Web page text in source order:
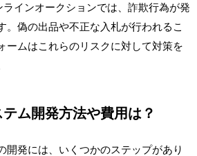
ラインオークションでは、詐欺行為が発
。偽の出品や不正な入札が行われるこ
ームはこれらのリスクに対して対策を
ム開発方法や費用は？
開発には、いくつかのステップがあり